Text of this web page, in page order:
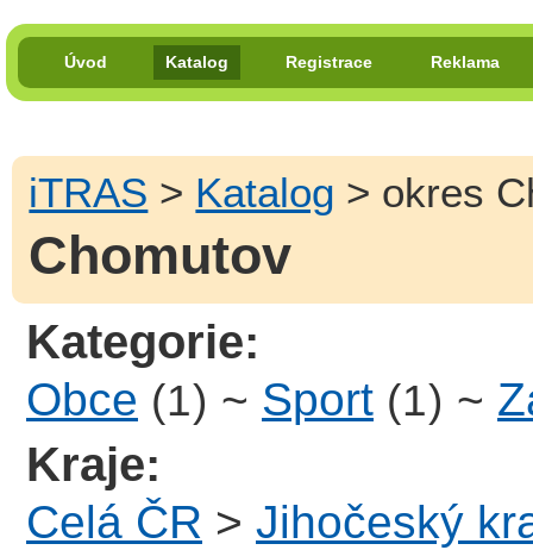
Úvod Katalog Registrace Reklama
iTRAS > Katalog > okres
Chomutov
Kategorie:
Obce (1) ~ Sport (1) ~
Kraje:
Celá ČR > Jihočeský